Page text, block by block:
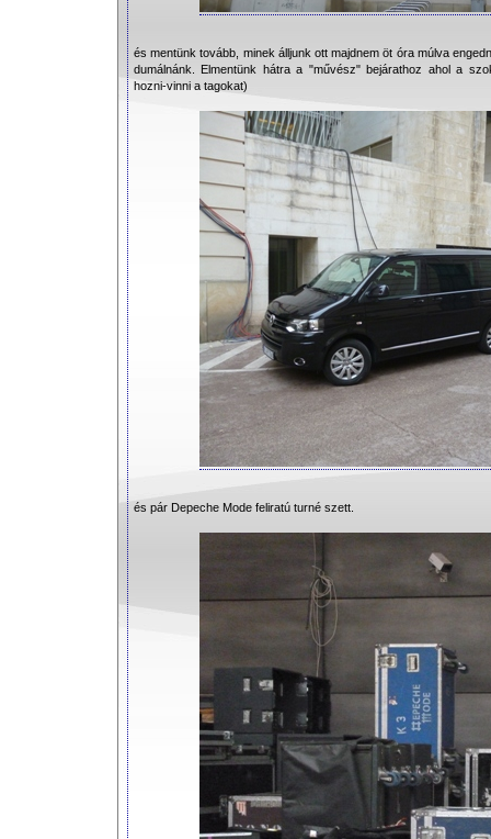
és mentünk tovább, minek álljunk ott majdnem öt óra múlva
dumálnánk. Elmentünk hátra a "művész" bejárathoz ahol a
hozni-vinni a tagokat)
és pár Depeche Mode feliratú turné szett.